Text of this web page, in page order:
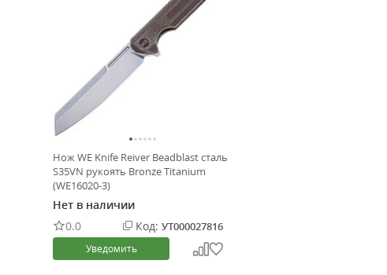
Нож WE Knife Reiver Beadblast сталь
S35VN рукоять Bronze Titanium
(WE16020-3)
Нет в наличии
0.0
Код: УТ000027816
Уведомить